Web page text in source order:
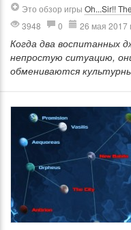
Это обзор игры Oh...Sir!!
3948
0 26 мая 2017
Когда два воспитанных
непростую ситуацию,
обмениваются